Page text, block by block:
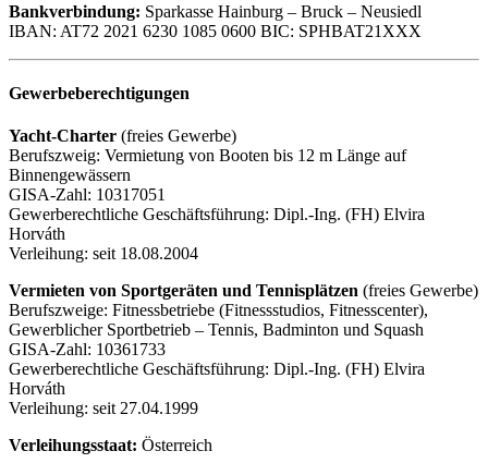
Bankverbindung: Sparkasse Hainburg – Bruck – Neusiedl
IBAN: AT72 2021 6230 1085 0600 BIC: SPHBAT21XXX
Gewerbeberechtigungen
Yacht-Charter (freies Gewerbe)
Berufszweig: Vermietung von Booten bis 12 m Länge auf
Binnengewässern
GISA-Zahl: 10317051
Gewerberechtliche Geschäftsführung: Dipl.-Ing. (FH) Elvira
Horváth
Verleihung: seit 18.08.2004
Vermieten von Sportgeräten und Tennisplätzen (freies Gewerbe)
Berufszweige: Fitnessbetriebe (Fitnessstudios, Fitnesscenter),
Gewerblicher Sportbetrieb – Tennis, Badminton und Squash
GISA-Zahl: 10361733
Gewerberechtliche Geschäftsführung: Dipl.-Ing. (FH) Elvira
Horváth
Verleihung: seit 27.04.1999
Verleihungsstaat: Österreich